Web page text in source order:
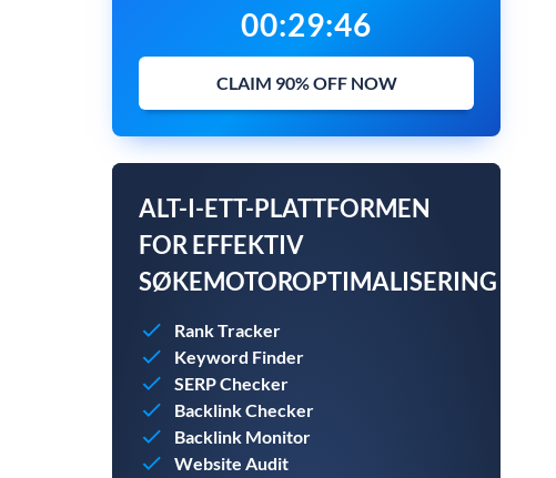
00:29:45
CLAIM 90% OFF NOW
ALT-I-ETT-PLATTFORMEN
FOR EFFEKTIV
SØKEMOTOROPTIMALISERING
Rank Tracker
Keyword Finder
SERP Checker
Backlink Checker
Backlink Monitor
Website Audit